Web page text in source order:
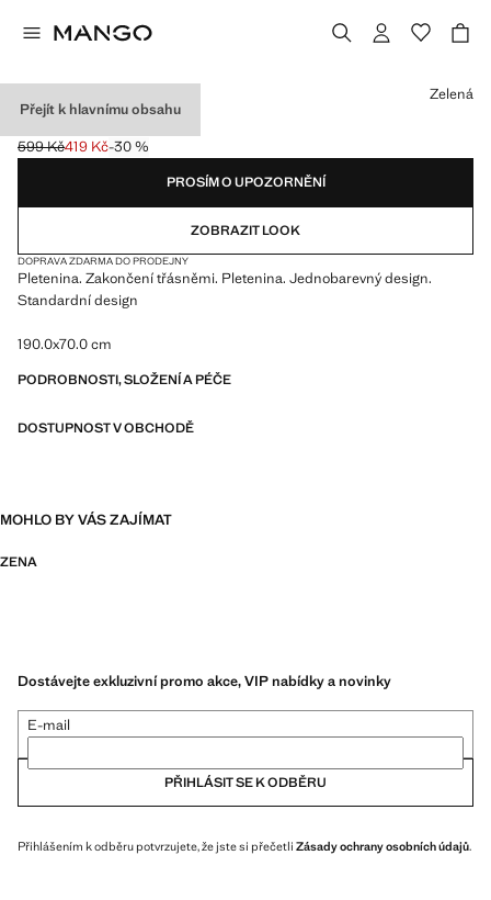
Přejít k hlavnímu obsahu
ŠÁLA S TŘÁSNĚMI
Původní cena přeškrtnutá [599 Kč ]
599 Kč
Aktuální cena [419 Kč ]
419 Kč-30 %
Vyberte barvu
Zelená
PROSÍM O UPOZORNĚNÍ
ZOBRAZIT LOOK
DOPRAVA ZDARMA DO PRODEJNY
Pletenina. Zakončení třásněmi. Pletenina. Jednobarevný design.
Standardní design
190.0x70.0 cm
PODROBNOSTI, SLOŽENÍ A PÉČE
DOSTUPNOST V OBCHODĚ
MOHLO BY VÁS ZAJÍMAT
ZENA
Dostávejte exkluzivní promo akce, VIP nabídky a novinky
E-mail
PŘIHLÁSIT SE K ODBĚRU
Přihlášením k odběru potvrzujete, že jste si přečetli Zásady ochrany osobních údajů.